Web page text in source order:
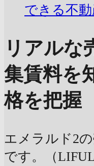
できる不
リアルな
集賃料を
格を把握
エメラルド2
です。（